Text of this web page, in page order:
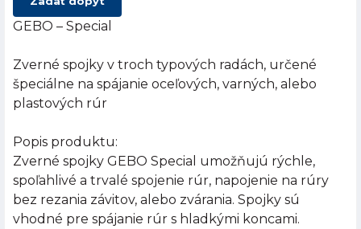
GEBO – Special
Zverné spojky v troch typových radách, určené
špeciálne na spájanie oceľových, varných, alebo
plastových rúr
Popis produktu:
Zverné spojky GEBO Special umožňujú rýchle,
spoľahlivé a trvalé spojenie rúr, napojenie na rúry
bez rezania závitov, alebo zvárania. Spojky sú
vhodné pre spájanie rúr s hladkými koncami.